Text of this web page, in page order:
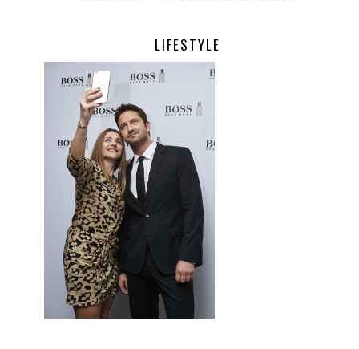
LIFESTYLE
.